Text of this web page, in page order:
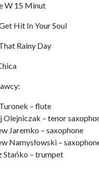
W 15 Minut
Hit In Your Soul
Rainy Day
– flute
Olejniczak – tenor
Jaremko – saxophone
Namysłowski –
Stańko – trumpet